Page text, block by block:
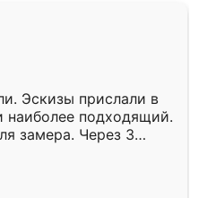
Эскизы прислали в
наиболее подходящий.
замера. Через 3
готова. Остались
Ренессанс
работу!